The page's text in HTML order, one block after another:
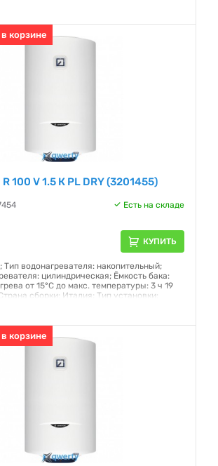
корзине
100 V 1.5 К PL DRY (3201455)
Есть на складе
КУПИТЬ
Тип водонагревателя: накопительный;
цилиндрическая; Ёмкость бака:
от 15°С до макс. температуры: 3 ч 19
сборки: Италия; Тип установки:
корзине